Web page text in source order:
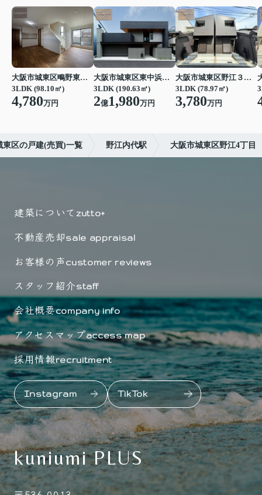
大阪市城東区鴫野東３丁目
3LDK (98.10㎡)
4,780万円
大阪市城東区東中浜３丁目
3LDK (190.63㎡)
2億1,980万円
大阪市城東区野江３丁目
3LDK (78.97㎡)
3,780万円
東区の戸建(売買)一覧 野江内代駅 大阪市城東区野江4丁目
建築について zutto+
不動産売却sale appraisal
お客様の声customer reviews
スタッフ紹介staff
会社概要company info
アクセスマップaccess map
採用情報recruitment
Instagram TikTok
kuniumi PLUS